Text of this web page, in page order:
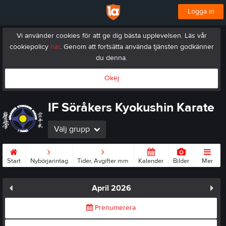
Logga in
Vi använder cookies för att ge dig bästa upplevelsen. Läs vår
cookiepolicy här. Genom att fortsätta använda tjänsten godkänner
du denna.
Okej
IF Söråkers Kyokushin Karate
Välj grupp
Start Nybörjarintag Tider, Avgifter mm Kalender Bilder Mer
April 2026
Prenumerera